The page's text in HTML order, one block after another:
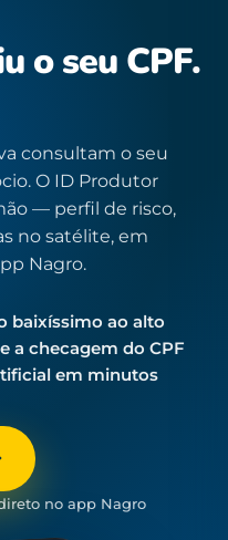
o seu CPF.
consultam o seu
O ID Produtor
— perfil de risco,
no satélite, em
Nagro.
baixíssimo ao alto
a checagem do CPF
em minutos
no app Nagro